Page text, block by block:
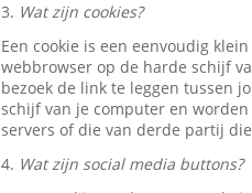
3. Wat zijn cookies?
Een cookie is een eenvoudig
webbrowser op de harde schijf
bezoek de link te leggen tussen
schijf van je computer en
servers of die van derde partij
4. Wat zijn social media buttons?